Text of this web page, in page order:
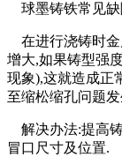
球墨铸铁常见缺
在进行浇铸时金
增大,如果铸型强
现象),这就造成正
至缩松缩孔问题
解决办法:提高
冒口尺寸及位置.